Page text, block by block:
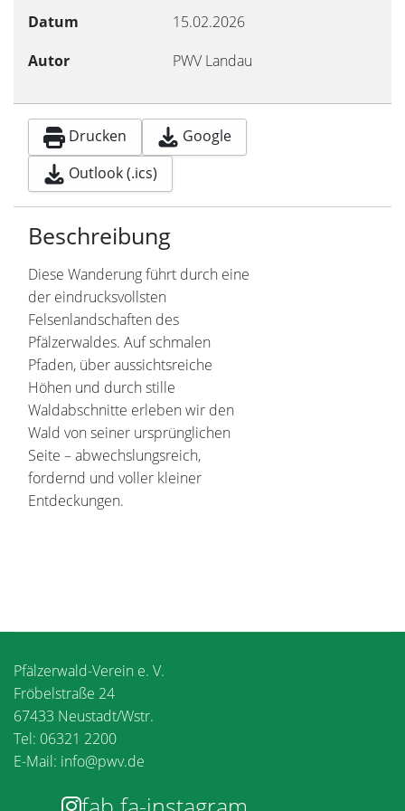
Datum
15.02.2026
Autor
PWV Landau
Drucken
Google
Outlook (.ics)
Beschreibung
Diese Wanderung führt durch eine
der eindrucksvollsten
Felsenlandschaften des
Pfälzerwaldes. Auf schmalen
Pfaden, über aussichtsreiche
Höhen und durch stille
Waldabschnitte erleben wir den
Wald von seiner ursprünglichen
Seite – abwechslungsreich,
fordernd und voller kleiner
Entdeckungen.
Pfälzerwald-Verein e. V.
Fröbelstraße 24
67433 Neustadt/Wstr.
Tel: 06321 2200
E-Mail: info@pwv.de